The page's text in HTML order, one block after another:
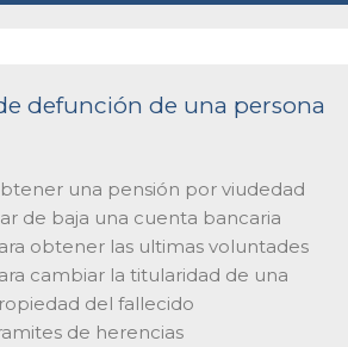
defunción de una persona
una pensión por viudedad
de baja una cuenta bancaria
obtener las ultimas voluntades
cambiar la titularidad de una
del fallecido
de herencias